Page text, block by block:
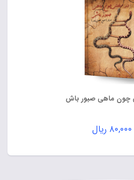
چون ماهی صبور باش
۸۰,۰۰۰ ریال